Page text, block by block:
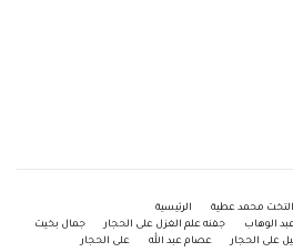
التخت محمد عطية
الرئيسية
الوهاب
جفنه علم الغزل على الحجار
جمال بخيت
على الحجار
عصام عبد الله
على الحجار